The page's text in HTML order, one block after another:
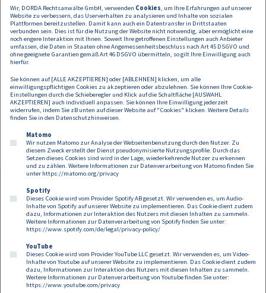
einen Überblick über das Verhältnis zwischen AI Act und DSGVO
sowie die Behördenzuständigkeiten,
Input zu den datenschutzrechtlichen Herausforderungen beim KI-
Einsatz und Lösungsansätzen,
Überblick über die Guidelines der EU-Datenschutzbehörden zur KI
Nutzung.
Referenten:
Mag Alexandra Ciarnau, Dr Axel Anderl
Footer
Kontakt Datenschutz
Impressum
Compliance
Cookies
Wir, DORDA Rechtsanwälte GmbH, verwenden Cookies, um Ihre Erfahrungen auf unserer
Website zu verbessern, das Userverhalten zu analysieren und Inhalte von sozialen
Plattformen bereitzustellen. Damit kann auch ein Datentransfer in Drittstaaten
verbunden sein. Dies ist für die Nutzung der Website nicht notwendig, aber ermöglicht eine
noch engere Interaktion mit Ihnen. Soweit Ihre getroffenen Einstellungen auch Anbieter
umfassen, die Daten in Staaten ohne Angemessenheitsbeschluss nach Art 45 DSGVO und
ohne geeignete Garantien gemäß Art 46 DSGVO übermitteln, so gilt Ihre Einwilligung auch
hierfür.
Sie können auf [ALLE AKZEPTIEREN] oder [ABLEHNEN] klicken, um alle
einwilligungspflichtigen Cookies zu akzeptieren oder abzulehnen. Sie können Ihre Cookie-
Einstellungen durch die Schieberegler und Klick auf die Schaltfläche [AUSWAHL
AKZEPTIEREN] auch individuell anpassen. Sie können Ihre Einwilligung jederzeit
widerrufen, indem Sie zB unten auf dieser Website auf "Cookies" klicken. Weitere Details
finden Sie in den Datenschutzhinweisen.
Matomo
Wir nutzen Matomo zur Analyse der Webseitenbenutzung durch den Nutzer. Zu
diesem Zweck erstellt der Dienst pseudonymisierte Nutzungsprofile. Durch das
Setzen dieses Cookies sind wird in der Lage, wiederkehrende Nutzer zu erkennen
und zu zählen. Weitere Informationen zur Datenverarbeitung von Matomo finden Sie
unter https://matomo.org/privacy
Spotify
Dieses Cookie wird vom Provider Spotify AB gesetzt. Wir verwenden es, um Audio-
Inhalte von Spotify auf unserer Website zu implementieren. Das Cookie dient zudem
dazu, Informationen zur Interaktion des Nutzers mit diesen Inhalten zu sammeln.
Weitere Informationen zur Datenverarbeitung von Spotify finden Sie unter:
https://www.spotify.com/de/legal/privacy-policy/
YouTube
Dieses Cookie wird vom Provider YouTube LLC gesetzt. Wir verwenden es, um Video-
Inhalte von Youtube auf unserer Website zu implementieren. Das Cookie dient zudem
dazu, Informationen zur Interaktion des Nutzers mit diesen Inhalten zu sammeln.
Weitere Informationen zur Datenverarbeitung von Youtube finden Sie unter:
https://www.youtube.com/privacy
Follow us on: